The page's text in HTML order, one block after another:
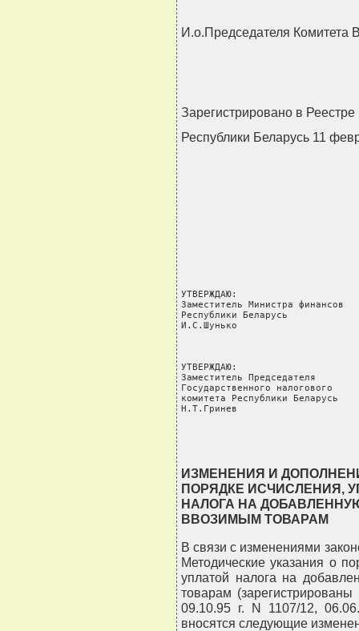
И.о.Председателя
Зарегистрировано в Реестре
Республики Беларусь 11
УТВЕРЖДАЮ:
Заместитель Министра финансов
Республики Беларусь
И.С.Шунько
УТВЕРЖДАЮ:
Заместитель Председателя
Государственного налогового
комитета Республики Беларусь
Н.Т.Гринев
ИЗМЕНЕНИЯ И
ПОРЯДКЕ ИСЧИСЛЕНИЯ,
НАЛОГА НА
ВВОЗИМЫМ ТОВАРАМ
В связи с изменениями
Методические указания о
уплатой налога на
товарам (зарегистрированы
09.10.95 г. N 1107/12,
вносятся следующие